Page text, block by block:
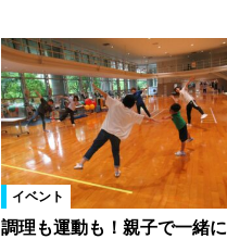
イベント
調理も運動も！親子で一緒に